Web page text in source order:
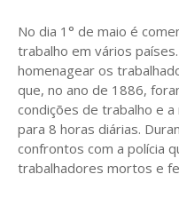
No dia 1° de maio é
trabalho em vários
homenagear os
que, no ano de 1886,
condições de trabalho e
para 8 horas diárias.
confrontos com a polícia
trabalhadores mortos e